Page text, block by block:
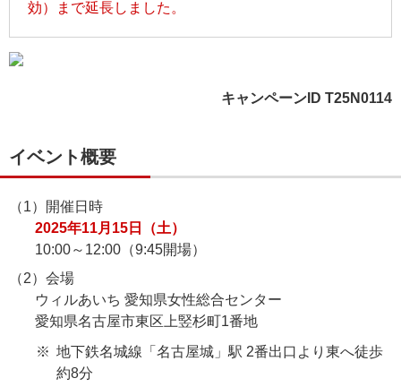
効）まで延長しました。
キャンペーンID T25N0114
イベント概要
（1）開催日時
2025年11月15日（土）
10:00～12:00（9:45開場）
（2）会場
ウィルあいち 愛知県女性総合センター
愛知県名古屋市東区上竪杉町1番地
地下鉄名城線「名古屋城」駅 2番出口より東へ徒歩
約8分